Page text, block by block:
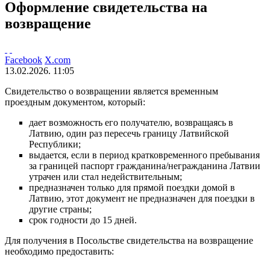
Оформление свидетельства на
возвращение
Facebook X.com
13.02.2026. 11:05
Свидетельство о возвращении является временным
проездным документом, который:
дает возможность его получателю, возвращаясь в
Латвию, один раз пересечь границу Латвийской
Республики;
выдается, если в период кратковременного пребывания
за границей паспорт гражданина/негражданина Латвии
утрачен или стал недействительным;
предназначен только для прямой поездки домой в
Латвию, этот документ не предназначен для поездки в
другие страны;
срок годности до 15 дней.
Для получения в Посольстве свидетельства на возвращение
необходимо предоставить: